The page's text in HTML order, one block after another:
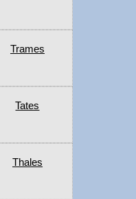
Trames
Tates
Thales